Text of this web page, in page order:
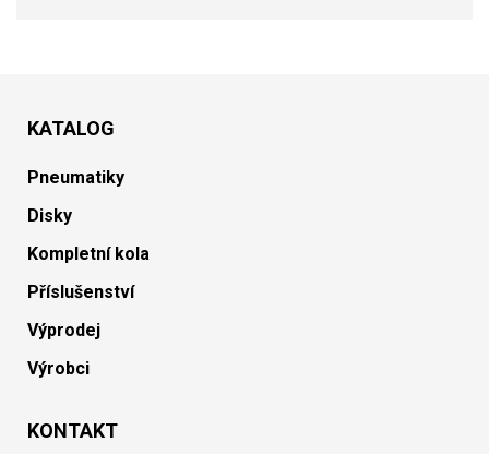
KATALOG
Pneumatiky
Disky
Kompletní kola
Příslušenství
Výprodej
Výrobci
KONTAKT